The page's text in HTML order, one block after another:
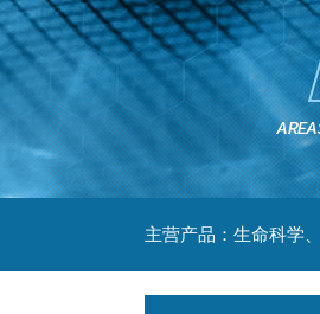
主营产品：生命科学